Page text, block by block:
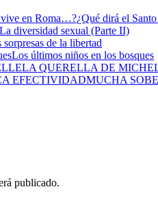
¿Qué dirá el
La diversidad sexual (Parte II)
sorpresas de la libertad
Los últimos niños en los bosques
LA QUERELLA DE
MUCHA
publicado.